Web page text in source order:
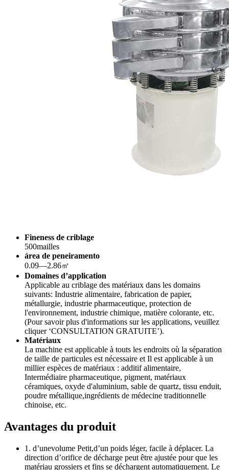
Fineness de criblage
500mailles
área de peneiramento
0.09—2.86㎡
Domaines d’application
Applicable au criblage des matériaux dans les domains
suivants: Industrie alimentaire, fabrication de papier,
métallurgie, industrie pharmaceutique, protection de
l'environnement, industrie chimique, matière colorante, etc.
(Pour savoir plus d'informations sur les applications, veuillez
cliquer ‘CONSULTATION GRATUITE’).
Matériaux
La machine est applicable à touts les endroits où la séparation
de taille de particules est nécessaire et Il est applicable à un
millier espèces de matériaux : additif alimentaire,
Intermédiaire pharmaceutique, pigment, matériaux
céramiques, oxyde d'aluminium, sable de quartz, tissu enduit,
poudre métallique,ingrédients de médecine traditionnelle
chinoise, etc.
Avantages du produit
1. d’unevolume Petit,d’un poids léger, facile à déplacer. La
direction d’orifice de décharge peut être ajustée pour que les
matériau grossiers et fins se déchargent automatiquement. Le